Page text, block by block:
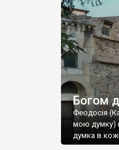
Богом
Феодосія
мою думку)
думка в
запрошую